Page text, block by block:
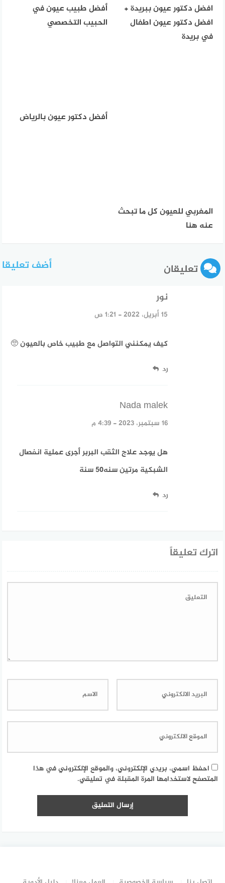
افضل دكتور عيون ببريدة +
افضل دكتور عيون اطفال
في بريدة
أفضل طبيب عيون في
الحبيب التخصصي
أفضل دكتور عيون بالرياض
المغربي للعيون كل ما تبحث
عنه هنا
تعليقان أضف تعليقا
نورقال:
15 أبريل، 2022 - 1:21 ص
كيف يمكنني التواصل مع طبيب خاص بالعيون 🥺
رد
Nada malek
16 سبتمبر، 2023 - 4:39 م
هل يوجد علاج الثقب البربر أجرى عملية انفصال
الشبكية مرتين سنه٥٠ سنة
رد
اترك تعليقاً
احفظ اسمي، بريدي الإلكتروني، والموقع الإلكتروني في هذا
المتصفح لاستخدامها المرة المقبلة في تعليقي.